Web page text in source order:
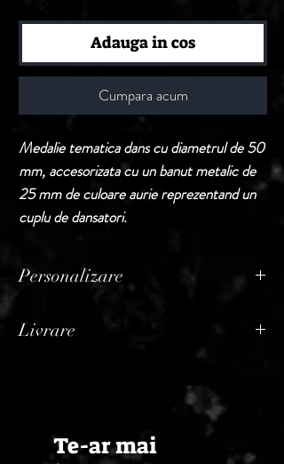
Adauga in cos
Cumpara acum
Medalie tematica dans cu diametrul de 50
mm, accesorizata cu un banut metalic de
25 mm de culoare aurie reprezentand un
cuplu de dansatori.
Personalizare
vanzare fara personalizare.
personalizarea, acest serviciu va constitui
rubrica distincta pe factura, adaugandu-se
la pretul produselor comandate initial.
Pretul pentru personalizare difera in
Livrare
momentul confirmarii comenzii de catre
Te-ar mai